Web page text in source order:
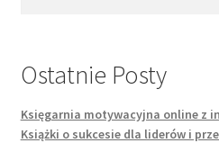
Ostatnie Posty
Księgarnia motywacyjna online z
Książki o sukcesie dla liderów i